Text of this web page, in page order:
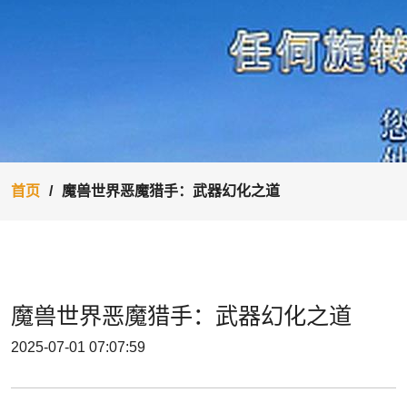
首页 魔兽世界恶魔猎手：武器幻化之道
魔兽世界恶魔猎手：武器幻化之道
2025-07-01 07:07:59